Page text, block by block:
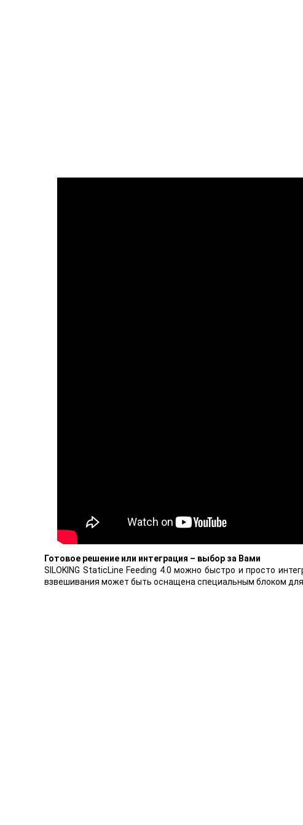
Готовое решение или интеграция – выбор за Вами
SILOKING StaticLine Feeding 4.0 можно быстро и просто
взвешивания может быть оснащена специальным блоком